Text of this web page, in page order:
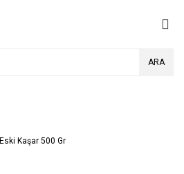
ARA
Eski Kaşar 500 Gr